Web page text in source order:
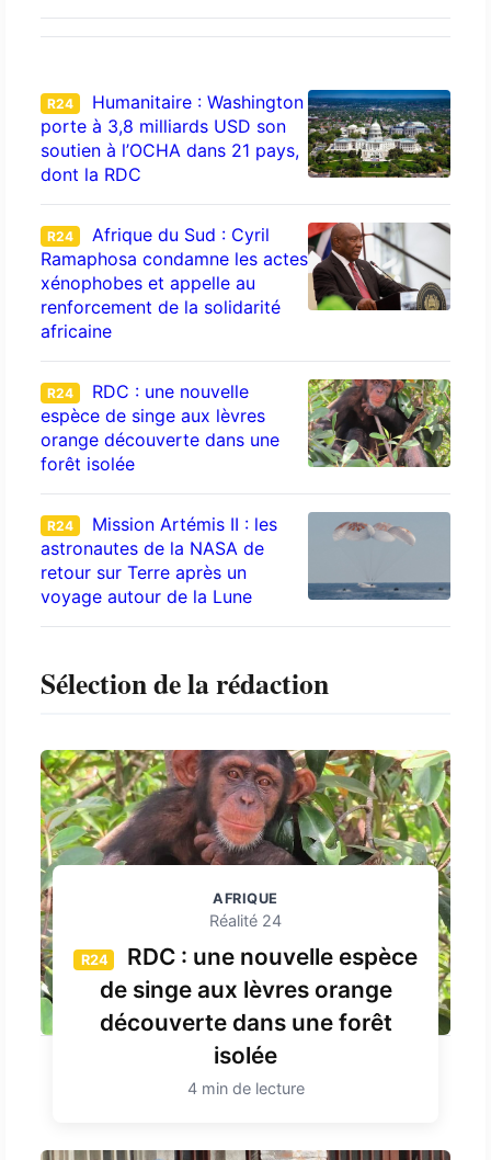
R24
Humanitaire : Washington
porte à 3,8 milliards USD son
soutien à l’OCHA dans 21 pays,
dont la RDC
R24
Afrique du Sud : Cyril
Ramaphosa condamne les actes
xénophobes et appelle au
renforcement de la solidarité
africaine
R24
RDC : une nouvelle
espèce de singe aux lèvres
orange découverte dans une
forêt isolée
R24
Mission Artémis II : les
astronautes de la NASA de
retour sur Terre après un
voyage autour de la Lune
Sélection de la rédaction
AFRIQUE
Réalité 24
R24
RDC : une nouvelle espèce
de singe aux lèvres orange
découverte dans une forêt
isolée
4 min de lecture